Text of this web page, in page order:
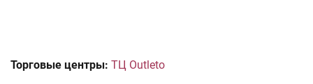
Торговые центры: ТЦ Outleto